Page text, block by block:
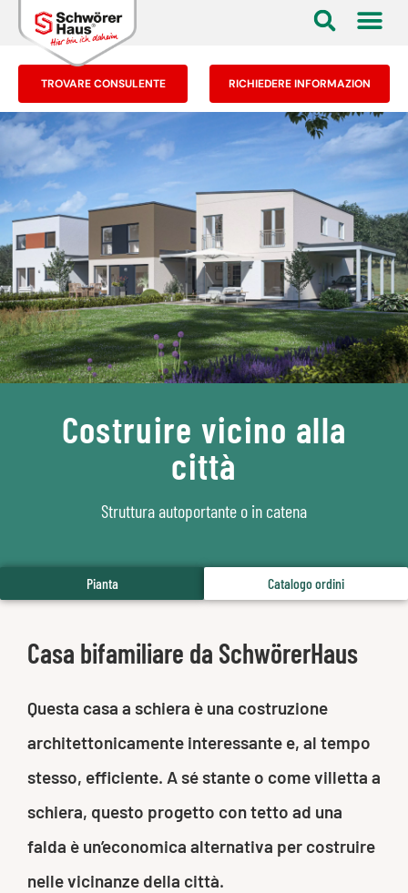
TROVARE CONSULENTE RICHIEDERE INFORMAZION
Costruire vicino alla
città
Struttura autoportante o in catena
Pianta Catalogo ordini
Casa bifamiliare da SchwörerHaus
Questa casa a schiera è una costruzione
architettonicamente interessante e, al tempo
stesso, efficiente. A sé stante o come villetta a
schiera, questo progetto con tetto ad una
falda è un’economica alternativa per costruire
nelle vicinanze della città.